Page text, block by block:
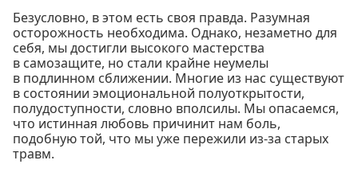
Безусловно, в этом есть своя правда. Разумная
осторожность необходима. Однако, незаметно для
себя, мы достигли высокого мастерства
в самозащите, но стали крайне неумелы
в подлинном сближении. Многие из нас существуют
в состоянии эмоциональной полуоткрытости,
полудоступности, словно вполсилы. Мы опасаемся,
что истинная любовь причинит нам боль,
подобную той, что мы уже пережили из-за старых
травм.